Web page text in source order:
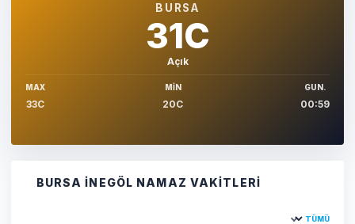
BURSA
31C
Açık
MAX
33C
MIN
20C
GUN.
00:59
BURSA İNEGÖL NAMAZ VAKITLERI
TÜMÜ